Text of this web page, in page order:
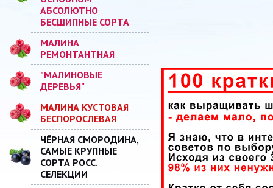
АБСОЛЮТНО
БЕСШИПНЫЕ СОРТА
МАЛИНА
РЕМОНТАНТНАЯ
"МАЛИНОВЫЕ
ДЕРЕВЬЯ"
МАЛИНА КУСТОВАЯ
БЕСПОРОСЛЕВАЯ
ЧЁРНАЯ СМОРОДИНА,
САМЫЕ КРУПНЫЕ
СОРТА РОСС.
СЕЛЕКЦИИ